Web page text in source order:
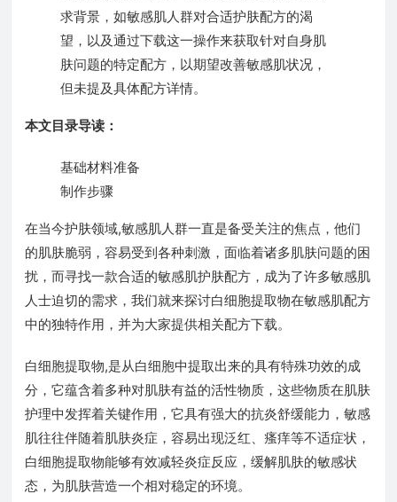
求背景，如敏感肌人群对合适护肤配方的渴
望，以及通过下载这一操作来获取针对自身肌
肤问题的特定配方，以期望改善敏感肌状况，
但未提及具体配方详情。
本文目录导读：
基础材料准备
制作步骤
在当今护肤领域,敏感肌人群一直是备受关注的焦点，他们
的肌肤脆弱，容易受到各种刺激，面临着诸多肌肤问题的困
扰，而寻找一款合适的敏感肌护肤配方，成为了许多敏感肌
人士迫切的需求，我们就来探讨白细胞提取物在敏感肌配方
中的独特作用，并为大家提供相关配方下载。
白细胞提取物,是从白细胞中提取出来的具有特殊功效的成
分，它蕴含着多种对肌肤有益的活性物质，这些物质在肌肤
护理中发挥着关键作用，它具有强大的抗炎舒缓能力，敏感
肌往往伴随着肌肤炎症，容易出现泛红、瘙痒等不适症状，
白细胞提取物能够有效减轻炎症反应，缓解肌肤的敏感状
态，为肌肤营造一个相对稳定的环境。